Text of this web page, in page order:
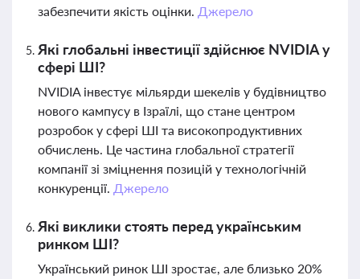
забезпечити якість оцінки. Джерело
Які глобальні інвестиції здійснює NVIDIA у
сфері ШІ?
NVIDIA інвестує мільярди шекелів у будівництво
нового кампусу в Ізраїлі, що стане центром
розробок у сфері ШІ та високопродуктивних
обчислень. Це частина глобальної стратегії
компанії зі зміцнення позицій у технологічній
конкуренції. Джерело
Які виклики стоять перед українським
ринком ШІ?
Український ринок ШІ зростає, але близько 20%